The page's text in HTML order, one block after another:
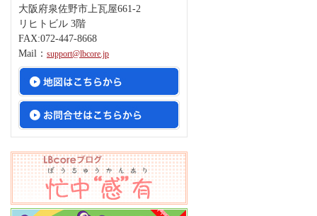
大阪府泉佐野市上瓦屋661-2
リヒトビル 3階
FAX:072-447-8668
Mail： support@lbcore.jp